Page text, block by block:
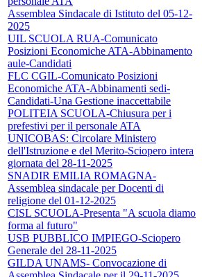
Assemblea Sindacale di Istituto del 05-12-
2025
UIL SCUOLA RUA-Comunicato
Posizioni Economiche ATA-Abbinamento
aule-Candidati
FLC CGIL-Comunicato Posizioni
Economiche ATA-Abbinamenti sedi-
Candidati-Una Gestione inaccettabile
POLITEIA SCUOLA-Chiusura per i
prefestivi per il personale ATA
UNICOBAS: Circolare Ministero
dell'Istruzione e del Merito-Sciopero intera
giornata del 28-11-2025
SNADIR EMILIA ROMAGNA-
Assemblea sindacale per Docenti di
religione del 01-12-2025
CISL SCUOLA-Presenta "A scuola diamo
forma al futuro"
USB PUBBLICO IMPIEGO-Sciopero
Generale del 28-11-2025
GILDA UNAMS- Convocazione di